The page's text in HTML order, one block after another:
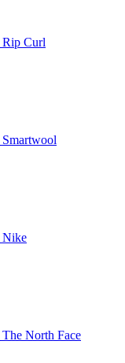
Rip Curl
Smartwool
Nike
The North Face